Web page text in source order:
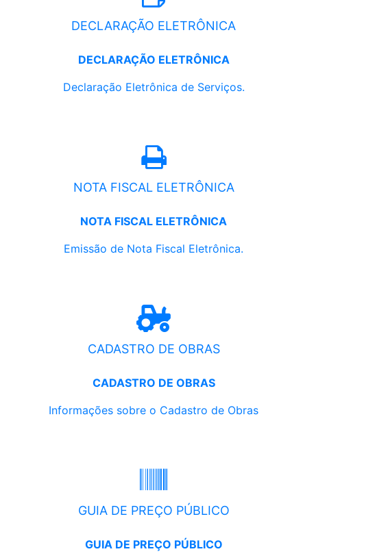
DECLARAÇÃO ELETRÔNICA
DECLARAÇÃO ELETRÔNICA
Declaração Eletrônica de Serviços.
NOTA FISCAL ELETRÔNICA
NOTA FISCAL ELETRÔNICA
Emissão de Nota Fiscal Eletrônica.
CADASTRO DE OBRAS
CADASTRO DE OBRAS
Informações sobre o Cadastro de Obras
GUIA DE PREÇO PÚBLICO
GUIA DE PREÇO PÚBLICO